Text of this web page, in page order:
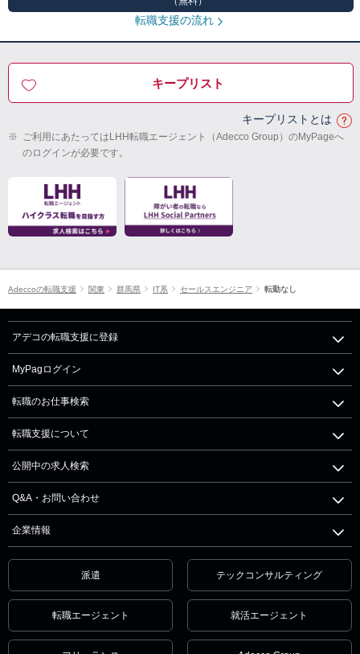
転職支援の流れ
キープリスト
キープリストとは
※ ご利用にあたってはLHH転職エージェント（Adecco Group）のMyPageへ
のログインが必要です。
Adeccoの転職支援 関東 群馬県 IT系 セールスエンジニア 転勤なし
アデコの転職支援に登録
MyPagログイン
転職のお仕事検索
転職支援について
公開中の求人検索
Q&A・お問い合わせ
企業情報
派遣 テックコンサルティング
転職エージェント 就活エージェント